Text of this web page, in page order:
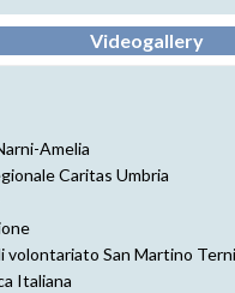
Videogallery
Amelia
Caritas Umbria
volontariato San Martino Terni
Italiana